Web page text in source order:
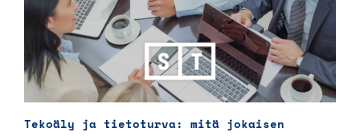
Tekoäly ja tietoturva: mitä jokaisen